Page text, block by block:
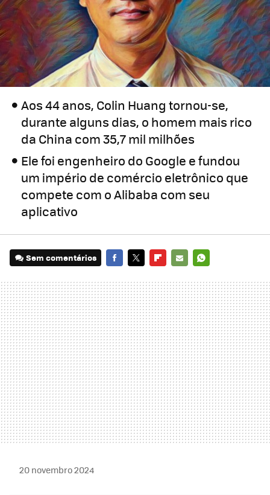
Aos 44 anos, Colin Huang tornou-se,
durante alguns dias, o homem mais rico
da China com 35,7 mil milhões
Ele foi engenheiro do Google e fundou
um império de comércio eletrônico que
compete com o Alibaba com seu
aplicativo
Sem comentários
MAIL
20 novembro 2024